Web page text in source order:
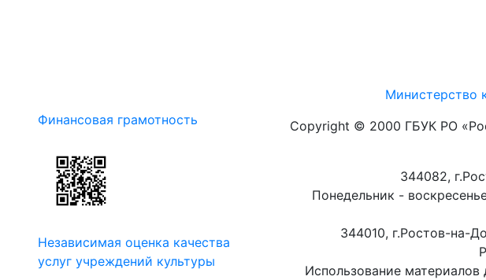
Финансовая грамотность
Независимая оценка качества
услуг учреждений культуры
Министерство
Copyright © 2000 ГБУК РО
344082,
Понедельник -
344010, г.Ростов-на-
Использование